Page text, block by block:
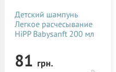
Детский шампунь
Легкое расчесывание
HiPP Babysanft 200 мл
81 грн.